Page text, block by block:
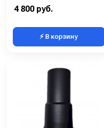
4 800 руб.
⚡ В корзину